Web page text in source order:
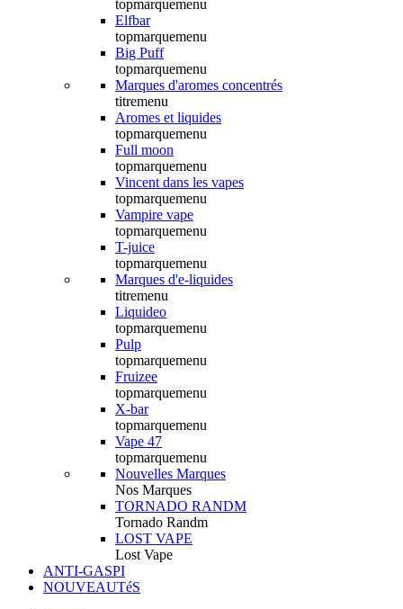
topmarquemenu
Elfbar
topmarquemenu
Big Puff
topmarquemenu
Marques d'aromes concentrés
titremenu
Aromes et liquides
topmarquemenu
Full moon
topmarquemenu
Vincent dans les vapes
topmarquemenu
Vampire vape
topmarquemenu
T-juice
topmarquemenu
Marques d'e-liquides
titremenu
Liquideo
topmarquemenu
Pulp
topmarquemenu
Fruizee
topmarquemenu
X-bar
topmarquemenu
Vape 47
topmarquemenu
Nouvelles Marques
Nos Marques
TORNADO RANDM
Tornado Randm
LOST VAPE
Lost Vape
ANTI-GASPI
NOUVEAUTéS